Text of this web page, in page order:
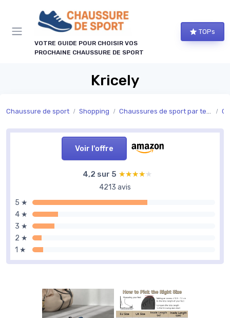
VOTRE GUIDE POUR CHOISIR VOS
PROCHAINE CHAUSSURE DE SPORT
TOPs
Kricely
Chaussure de sport Shopping Chaussures de sport par technologie
Voir l'offre
4,2 sur 5 ★★★★★
★★★★★
4213 avis
5 ★
4 ★
3 ★
2 ★
1 ★